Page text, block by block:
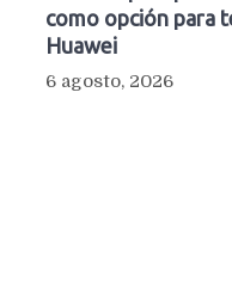
como opción para
Huawei
6 agosto, 2026